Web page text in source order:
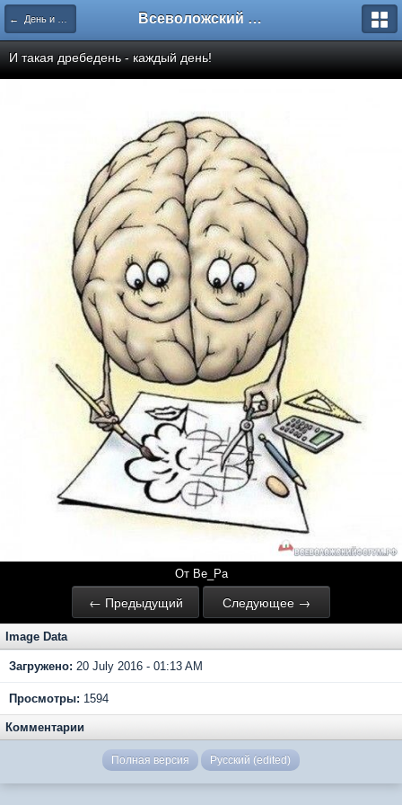
← День и вечер 19 июля 16 г. Всеволожский форум
И такая дребедень - каждый день!
От Ве_Ра
← Предыдущий Следующее →
Image Data
Загружено: 20 July 2016 - 01:13 AM
Просмотры: 1594
Комментарии
Полная версия Русский (edited)